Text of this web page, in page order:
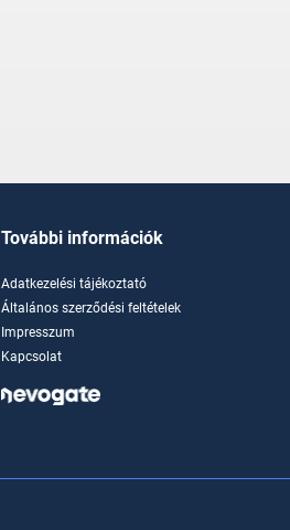
További információk
Adatkezelési tájékoztató
Általános szerződési feltételek
Impresszum
Kapcsolat